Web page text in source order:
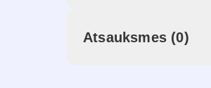
Atsauksmes (0)